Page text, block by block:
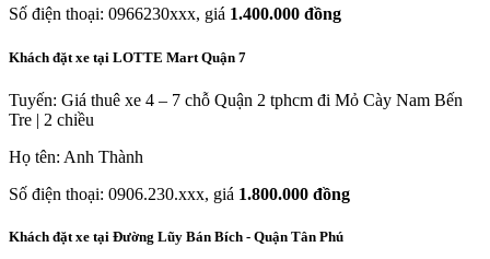
Số điện thoại: 0966230xxx, giá 1.400.000 đồng
Khách đặt xe tại LOTTE Mart Quận 7
Tuyến: Giá thuê xe 4 – 7 chỗ Quận 2 tphcm đi Mỏ Cày Nam Bến
Tre | 2 chiều
Họ tên: Anh Thành
Số điện thoại: 0906.230.xxx, giá 1.800.000 đồng
Khách đặt xe tại Đường Lũy Bán Bích - Quận Tân Phú